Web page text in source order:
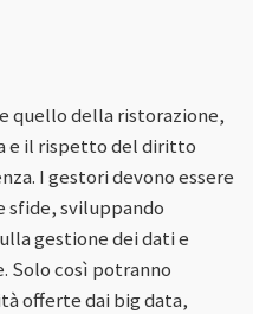
quello della ristorazione,
e il rispetto del diritto
I gestori devono essere
sviluppando
gestione dei dati e
Solo così potranno
offerte dai big data,